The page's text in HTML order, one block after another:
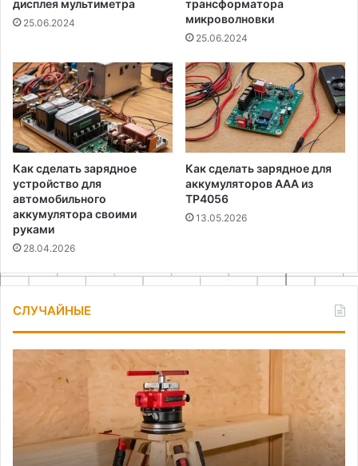
дисплея мультиметра
25.06.2024
трансформатора
микроволновки
25.06.2024
Как сделать зарядное
устройство для
автомобильного
аккумулятора своими
руками
28.04.2026
Как сделать зарядное для
аккумуляторов AAA из
TP4056
13.05.2026
СЛУЧАЙНЫЕ
Как
штатив
уровня